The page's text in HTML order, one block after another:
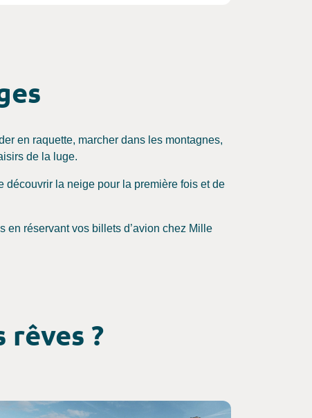
en raquette, marcher dans les montagnes,
de la luge.
découvrir la neige pour la première fois et de
en réservant vos billets d’avion chez Mille
rêves ?
l'offre de voyage